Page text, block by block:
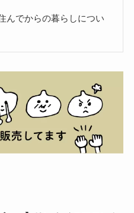
んでからの暮らしについ